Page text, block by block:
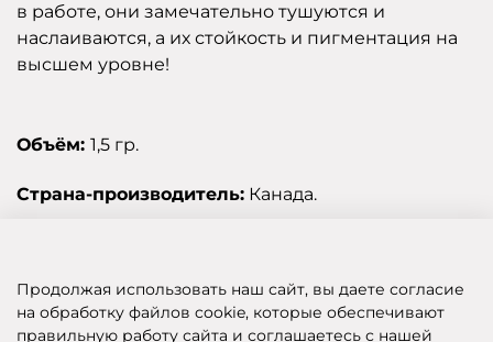
в работе, они замечательно тушуются и
наслаиваются, а их стойкость и пигментация на
высшем уровне!
Объём: 1,5 гр.
Страна-производитель: Канада.
Продолжая использовать наш сайт, вы даете согласие
на обработку файлов cookie, которые обеспечивают
правильную работу сайта и соглашаетесь с нашей